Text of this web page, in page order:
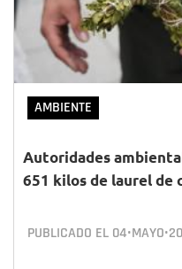
AMBIENTE
Autoridades
651 kilos de laurel de
PUBLICADO EL